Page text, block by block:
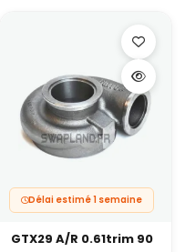
compatible avec
EFR…) et le type de bride
R, le type de bride et la
sur la ligne avant
Délai estimé 1 semaine
GTX29 A/R 0.61trim 90